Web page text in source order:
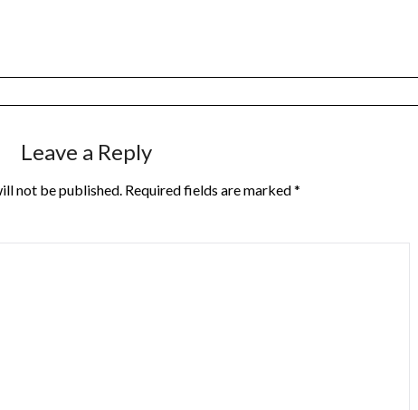
Leave a Reply
not be published. Required fields are marked*